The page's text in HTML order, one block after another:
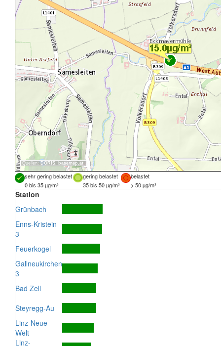
Quellen: DORIS, basemap.at
sehr gering belastet gering belastet
belastet
0 bis 35 µg/m³
35 bis 50 µg/m³ > 50 µg/m³
Station
Grünbach
Enns-Kristein
3
Feuerkogel
Gallneukirchen
3
Bad Zell
Steyregg-Au
Linz-Neue
Welt
Linz-